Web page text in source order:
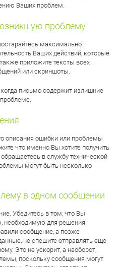
Ваших проблем.
проблему
максимально
Ваших действий, которые
приложите тексты всех
или скриншоты.
когда письмо содержит излишние
описания ошибки или проблемы
что именно Вы хотите получить
в службу технической
могут быть несколько
в одном сообщении
Убедитесь в том, что Вы
необходимую для решения
сообщение, а позже
не спешите отправлять еще
Это не ускорит, а наоборот,
поскольку сообщения могут